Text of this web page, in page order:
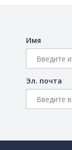
Имя
Эл. почта